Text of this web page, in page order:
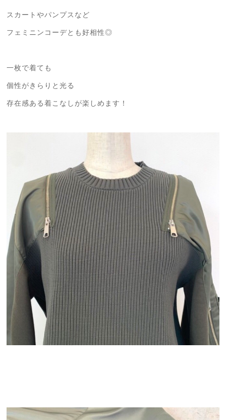
スカートやパンプスなど
フェミニンコーデとも好相性◎
一枚で着ても
個性がきらりと光る
存在感ある着こなしが楽しめます！